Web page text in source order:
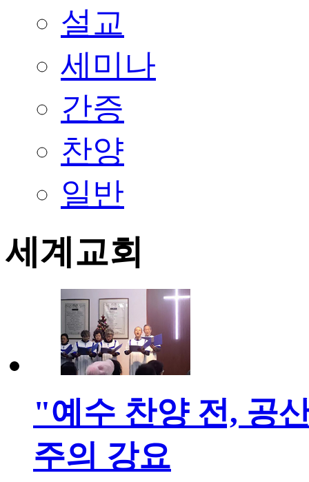
설교
세미나
간증
찬양
일반
세계교회
"예수 찬양 전, 공
주의 강요